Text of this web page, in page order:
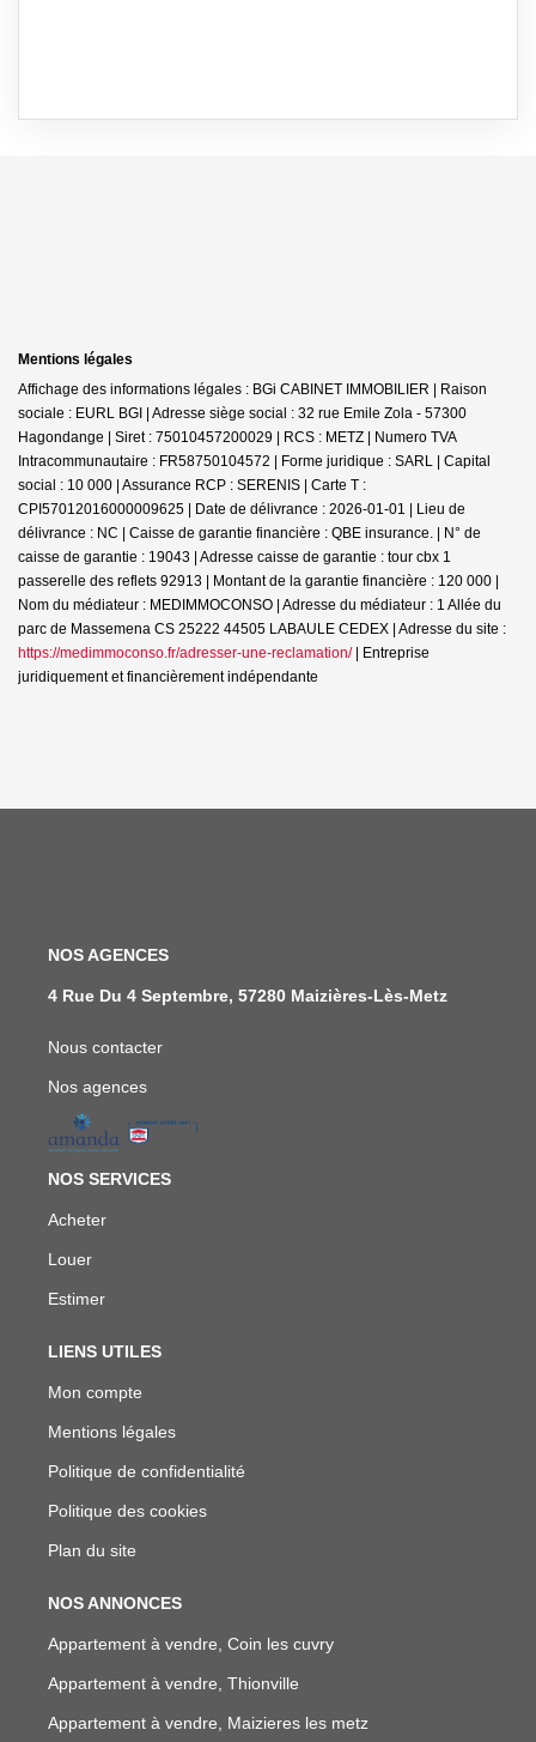
Mentions légales
Affichage des informations légales : BGi CABINET IMMOBILIER | Raison
sociale : EURL BGI | Adresse siège social : 32 rue Emile Zola - 57300
Hagondange | Siret : 75010457200029 | RCS : METZ | Numero TVA
Intracommunautaire : FR58750104572 | Forme juridique : SARL | Capital
social : 10 000 | Assurance RCP : SERENIS | Carte T :
CPI57012016000009625 | Date de délivrance : 2026-01-01 | Lieu de
délivrance : NC | Caisse de garantie financière : QBE insurance. | N° de
caisse de garantie : 19043 | Adresse caisse de garantie : tour cbx 1
passerelle des reflets 92913 | Montant de la garantie financière : 120 000 |
Nom du médiateur : MEDIMMOCONSO | Adresse du médiateur : 1 Allée du
parc de Massemena CS 25222 44505 LABAULE CEDEX | Adresse du site :
https://medimmoconso.fr/adresser-une-reclamation/| Entreprise
juridiquement et financièrement indépendante
NOS AGENCES
4 Rue Du 4 Septembre, 57280 Maizières-Lès-Metz
Nous contacter
Nos agences
NOS SERVICES
Acheter
Louer
Estimer
LIENS UTILES
Mon compte
Mentions légales
Politique de confidentialité
Politique des cookies
Plan du site
NOS ANNONCES
Appartement à vendre, Coin les cuvry
Appartement à vendre, Thionville
Appartement à vendre, Maizieres les metz